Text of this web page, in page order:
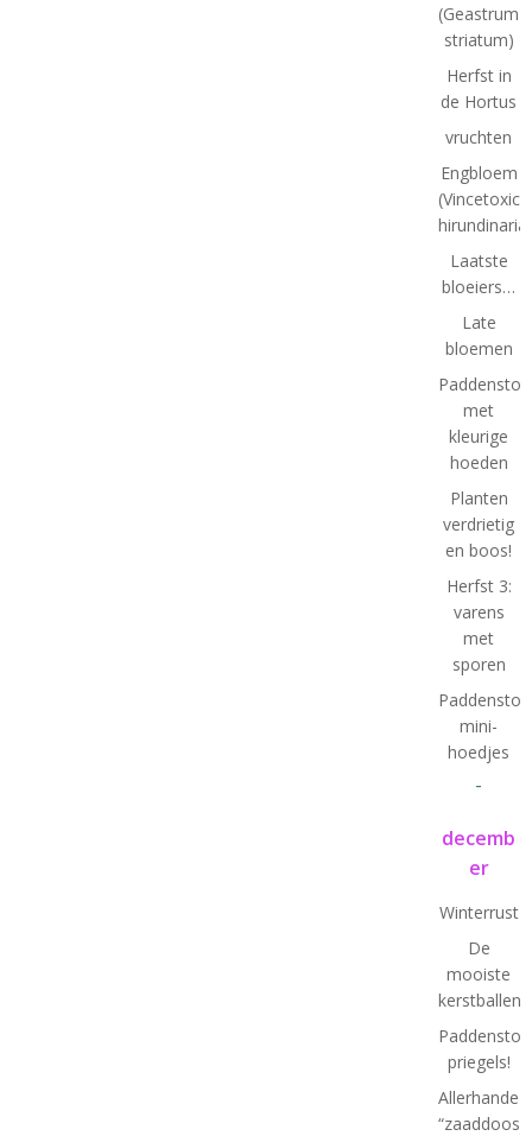
(Geastrum
striatum)
Herfst in
de Hortus
vruchten
Engbloem
hirundinaria)
Laatste
bloeiers…
Late
bloemen
met
kleurige
hoeden
Planten
verdrietig
en boos!
Herfst 3:
varens
met
sporen
mini-
hoedjes
-
decemb
er
Winterrust
De
mooiste
kerstballen
priegels!
Allerhande